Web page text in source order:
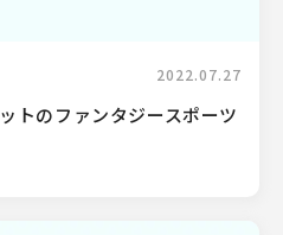
2022.07.27
トのファンタジースポーツ